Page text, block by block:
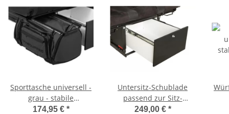
Sporttasche universell -
grau - stabile
Tragetasche für
174,95 € *
Untersitz-Schublade
passend zur Sitz-
Schlafbank SAF42 /
249,00 € *